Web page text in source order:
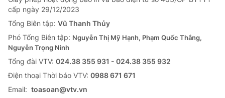
cấp ngày 29/12/2023
Tổng Biên tập: Vũ Thanh Thủy
Phó Tổng Biên tập: Nguyễn Thị Mỹ Hạnh, Phạm Quốc Thắng,
Nguyễn Trọng Ninh
Tổng đài VTV: 024.38 355 931 - 024.38 355 932
Ðiện thoại Thời báo VTV: 0988 671 671
Email: toasoan@vtv.vn